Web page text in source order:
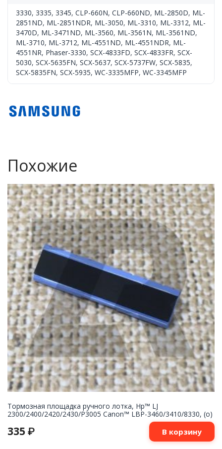
3330, 3335, 3345, CLP-660N, CLP-660ND, ML-2850D, ML-
2851ND, ML-2851NDR, ML-3050, ML-3310, ML-3312, ML-
3470D, ML-3471ND, ML-3560, ML-3561N, ML-3561ND,
ML-3710, ML-3712, ML-4551ND, ML-4551NDR, ML-
4551NR, Phaser-3330, SCX-4833FD, SCX-4833FR, SCX-
5030, SCX-5635FN, SCX-5637, SCX-5737FW, SCX-5835,
SCX-5835FN, SCX-5935, WC-3335MFP, WC-3345MFP
Похожие
Тормозная площадка ручного лотка, Hp™ LJ
2300/2400/2420/2430/P3005 Canon™ LBP-3460/3410/8330, (о)
335 ₽ В корзину